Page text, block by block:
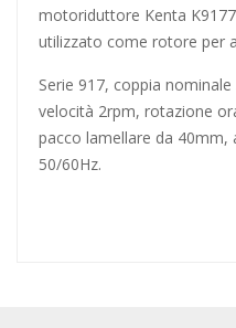
motoriduttore Kenta
utilizzato come rotore per
Serie 917, coppia
velocità 2rpm, rotazione
pacco lamellare da 40mm,
50/60Hz.